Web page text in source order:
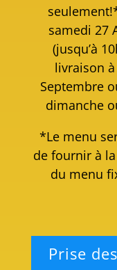
samedi 27
(jusqu’à
livraison
Septembre
dimanche
*Le menu
de fournir à
du menu
Prise